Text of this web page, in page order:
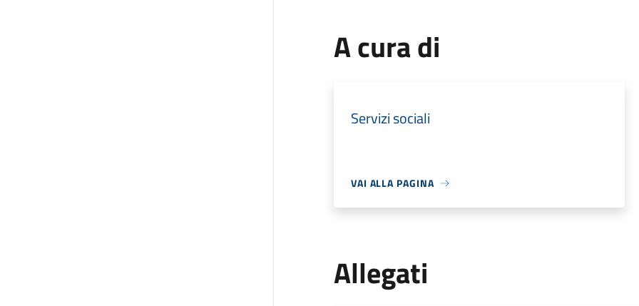
A cura di
Servizi sociali
VAI ALLA PAGINA
Allegati